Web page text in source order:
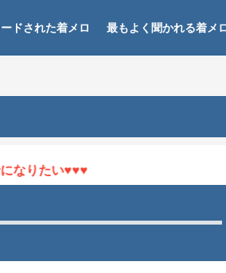
ドされた着メロ 最もよく聞かれる着メ
りたい♥♥♥